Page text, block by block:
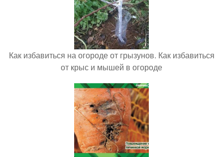
Как избавиться на огороде от грызунов. Как избавиться
от крыс и мышей в огороде